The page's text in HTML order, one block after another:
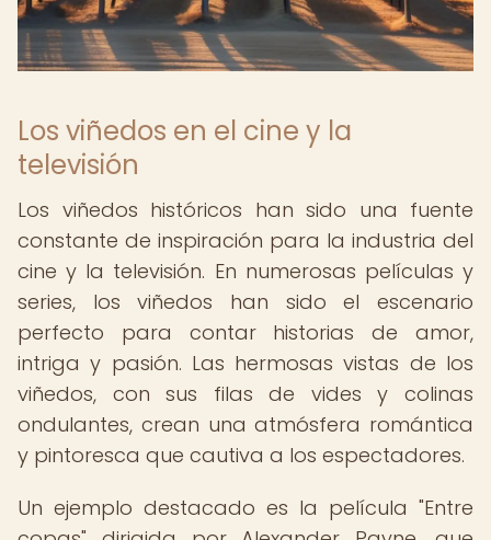
Los viñedos en el cine y la
televisión
Los viñedos históricos han sido una fuente
constante de inspiración para la industria del
cine y la televisión. En numerosas películas y
series, los viñedos han sido el escenario
perfecto para contar historias de amor,
intriga y pasión. Las hermosas vistas de los
viñedos, con sus filas de vides y colinas
ondulantes, crean una atmósfera romántica
y pintoresca que cautiva a los espectadores.
Un ejemplo destacado es la película "Entre